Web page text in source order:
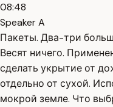
08:48
Speaker A
Пакеты. Два-три
Весят ничего.
сделать укрытие от
отдельно от сухой.
мокрой земле. Что